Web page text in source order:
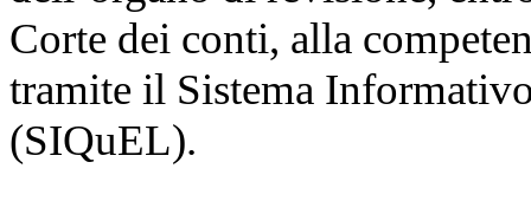
Corte dei conti, alla
tramite il Sistema
(SIQuEL).